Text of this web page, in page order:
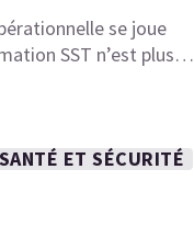
se joue
SST n’est plus…
ET SÉCURITÉ